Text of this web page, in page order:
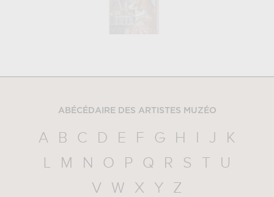
ABÉCÉDAIRE DES ARTISTES MUZÉO
A B C D E F G H I J
K
L
M N O P Q R S T
U
V
W X Y Z